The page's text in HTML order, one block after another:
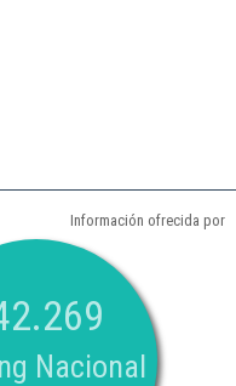
Información ofrecida por
Nacional